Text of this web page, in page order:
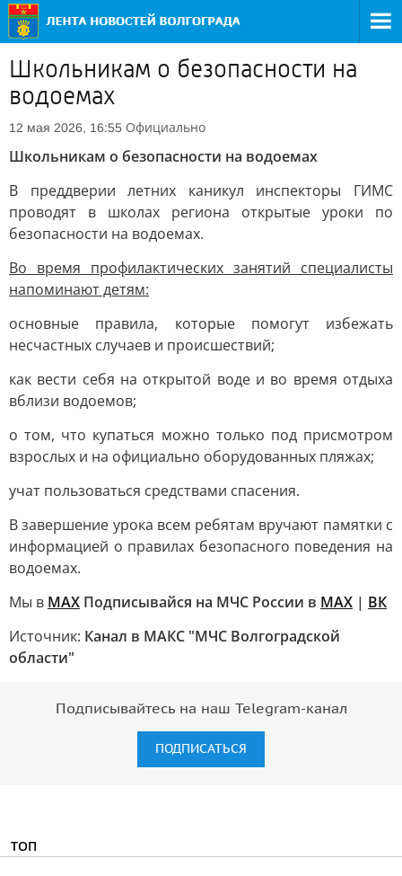
Школьникам о безопасности на
водоемах
12 мая 2026, 16:55 Официально
Школьникам о безопасности на водоемах
В преддверии летних каникул инспекторы ГИМС
проводят в школах региона открытые уроки по
безопасности на водоемах.
Во время профилактических занятий специалисты
напоминают детям:
основные правила, которые помогут избежать
несчастных случаев и происшествий;
как вести себя на открытой воде и во время отдыха
вблизи водоемов;
о том, что купаться можно только под присмотром
взрослых и на официально оборудованных пляжах;
учат пользоваться средствами спасения.
В завершение урока всем ребятам вручают памятки с
информацией о правилах безопасного поведения на
водоемах.
Мы в МАХ Подписывайся на МЧС России в MAX | ВК
Источник: Канал в МАКС "МЧС Волгоградской
области"
Подписывайтесь на наш Telegram-канал
ПОДПИСАТЬСЯ
ТОП